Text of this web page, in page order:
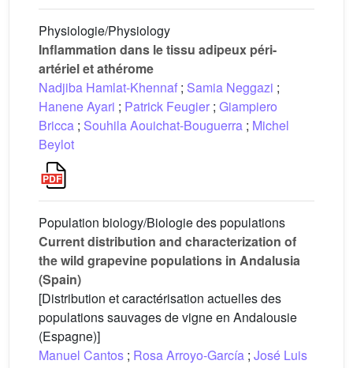
Physiologie/Physiology
Inflammation dans le tissu adipeux péri-
artériel et athérome
Nadjiba Hamlat-Khennaf ; Samia Neggazi ;
Hanene Ayari ; Patrick Feugier ; Giampiero
Bricca ; Souhila Aouichat-Bouguerra ; Michel
Beylot
Population biology/Biologie des populations
Current distribution and characterization of
the wild grapevine populations in Andalusia
(Spain)
[Distribution et caractérisation actuelles des
populations sauvages de vigne en Andalousie
(Espagne)]
Manuel Cantos ; Rosa Arroyo-García ; José Luis